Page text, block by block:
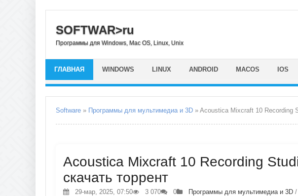
SOFTWAR>ru
Программы для Windows, Mac OS, Linux, Unix
ГЛАВНАЯ WINDOWS LINUX ANDROID MACOS IOS
Software » Программы для мультимедиа и 3D » Acoustica Mixcraft 10 Recording
Acoustica Mixcraft 10 Recording
скачать торрент
29-мар, 2025, 07:50 3 070 0 Программы для мультимедиа и 3D /